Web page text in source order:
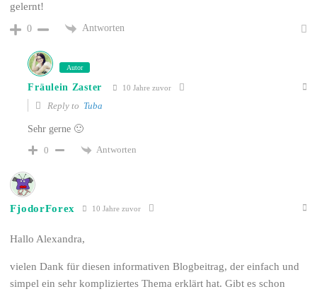
gelernt!
0 Antworten
Autor
Fräulein Zaster 10 Jahre zuvor
Reply to Tuba
Sehr gerne 🙂
0
Antworten
FjodorForex 10 Jahre zuvor
Hallo Alexandra,
vielen Dank für diesen informativen Blogbeitrag, der einfach und
simpel ein sehr kompliziertes Thema erklärt hat. Gibt es schon